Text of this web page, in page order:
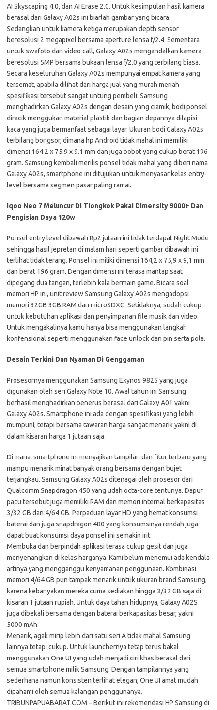
AI Skyscaping 4.0, dan AI Erase 2.0. Untuk kesimpulan hasil kamera
berasal dari Galaxy A02s ini biarlah gambar yang bicara.
Sedangkan untuk kamera ketiga merupakan depth sensor
beresolusi 2 megapixel bersama aperture lensa f/2.4. Sementara
untuk swafoto dan video call, Galaxy A02s mengandalkan kamera
beresolusi 5MP bersama bukaan lensa f/2.0 yang terbilang biasa.
Secara keseluruhan Galaxy A02s mempunyai empat kamera yang
tersemat, apabila dilihat dari harga jual yang murah meriah
spesifikasi tersebut sangat untung pembeli. Samsung
menghadirkan Galaxy A02s dengan desain yang ciamik, bodi ponsel
diracik menggukan material plastik dan bagian depannya dilapisi
kaca yang juga bermanfaat sebagai layar. Ukuran bodi Galaxy A02s
terbilang bongsor, dimana hp Android tidak mahal ini memiliki
dimensi 164.2 x 75.9 x 9.1 mm dan juga bobot yang cukup berat 196
gram. Samsung kembali merilis ponsel tidak mahal yang diberi nama
Galaxy A02s, smartphone ini ditujukan untuk menyasar kelas entry-
level bersama segmen pasar paling ramai.
Iqoo Neo 7 Meluncur Di Tiongkok Pakai Dimensity 9000+ Dan
Pengisian Daya 120w
Ponsel entry level dibawah Rp2 jutaan ini tidak terdapat Night Mode
sehingga hasil jepretan di malam hari seperti gambar dibawah ini
terlihat tidak terang. Ponsel ini miliki dimensi 164,2 x 75,9 x 9,1 mm
dan berat 196 gram. Dengan dimensi ini terasa mantap saat
dipegang dua tangan, terlebih kala bermain game. Bicara soal
memori HP ini, unit review Samsung Galaxy A02s mengadopsi
memori 32GB 3GB RAM dan microSDXC. Setidaknya, sudah cukup
untuk kebutuhan aplikasi dan penyimpanan file musik dan video.
Untuk mengakalinya kamu hanya bisa menggunakan langkah
konfensional seperti menggunakan face unlock dan pin serta pola.
Desain Terkini Dan Nyaman Di Genggaman
Prosesornya menggunakan Samsung Exynos 9825 yang juga
digunakan oleh seri Galaxy Note 10. Awal tahun ini Samsung
berhasil menghadirkan penerus berasal dari Galaxy A01 yakni
Galaxy A02s. Smartphone ini ada dengan spesifikasi yang lebih
mumpuni, tetapi bersama tawaran harga sangat menarik yakni di
dalam kisaran harga 1 jutaan saja.
Di mana, smartphone ini menyajikan tampilan dan fitur terbaru yang
mampu menarik minat banyak orang bersama dengan bujet
terjangkau. Samsung Galaxy A02s ditenagai oleh prosesor dari
Qualcomm Snapdragon 450 yang udah octa-core tentunya. Dapur
pacu tersebut juga memiliki RAM dan memori internal berkapasitas
3/32 GB dan 4/64 GB. Perpaduan layar HD yang hemat konsumsi
baterai dan juga snapdragon 480 yang konsumsinya rendah juga
dapat buat konsumsi daya ponsel ini semakin irit.
Membuka dan berpindah aplikasi terasa cukup gesit dan juga
menyenangkan di kelas harganya. Kami belum menemui ada kendala
artinya yang mengganggu kenyamanan penggunaan. Kombinasi
memori 4/64 GB pun tampak menarik untuk ukuran brand Samsung,
karena kebanyakan mereka cuma sediakan hingga 3/32 GB saja di
kisaran 1 jutaan rupiah. Untuk daya tahan hidupnya, Galaxy A02S
juga dibekali bersama dengan baterai berkapasitas besar, yakni
5000 mAh.
Menarik, agak mirip lebih dari satu seri A tidak mahal Samsung
lainnya tetapi cukup. Untuk launchernya tetap terus bakal
menggunakan One UI yang udah menjadi ciri khas berasal dari
semua smartphone milik Samsung. Dengan tampilannya yang
sederhana namun konsisten terlihat elegan, One UI amat mudah
dipahami oleh semua kalangan penggunanya.
TRIBUNPAPUABARAT.COM – Berikut ini rekomendasi HP Samsung di